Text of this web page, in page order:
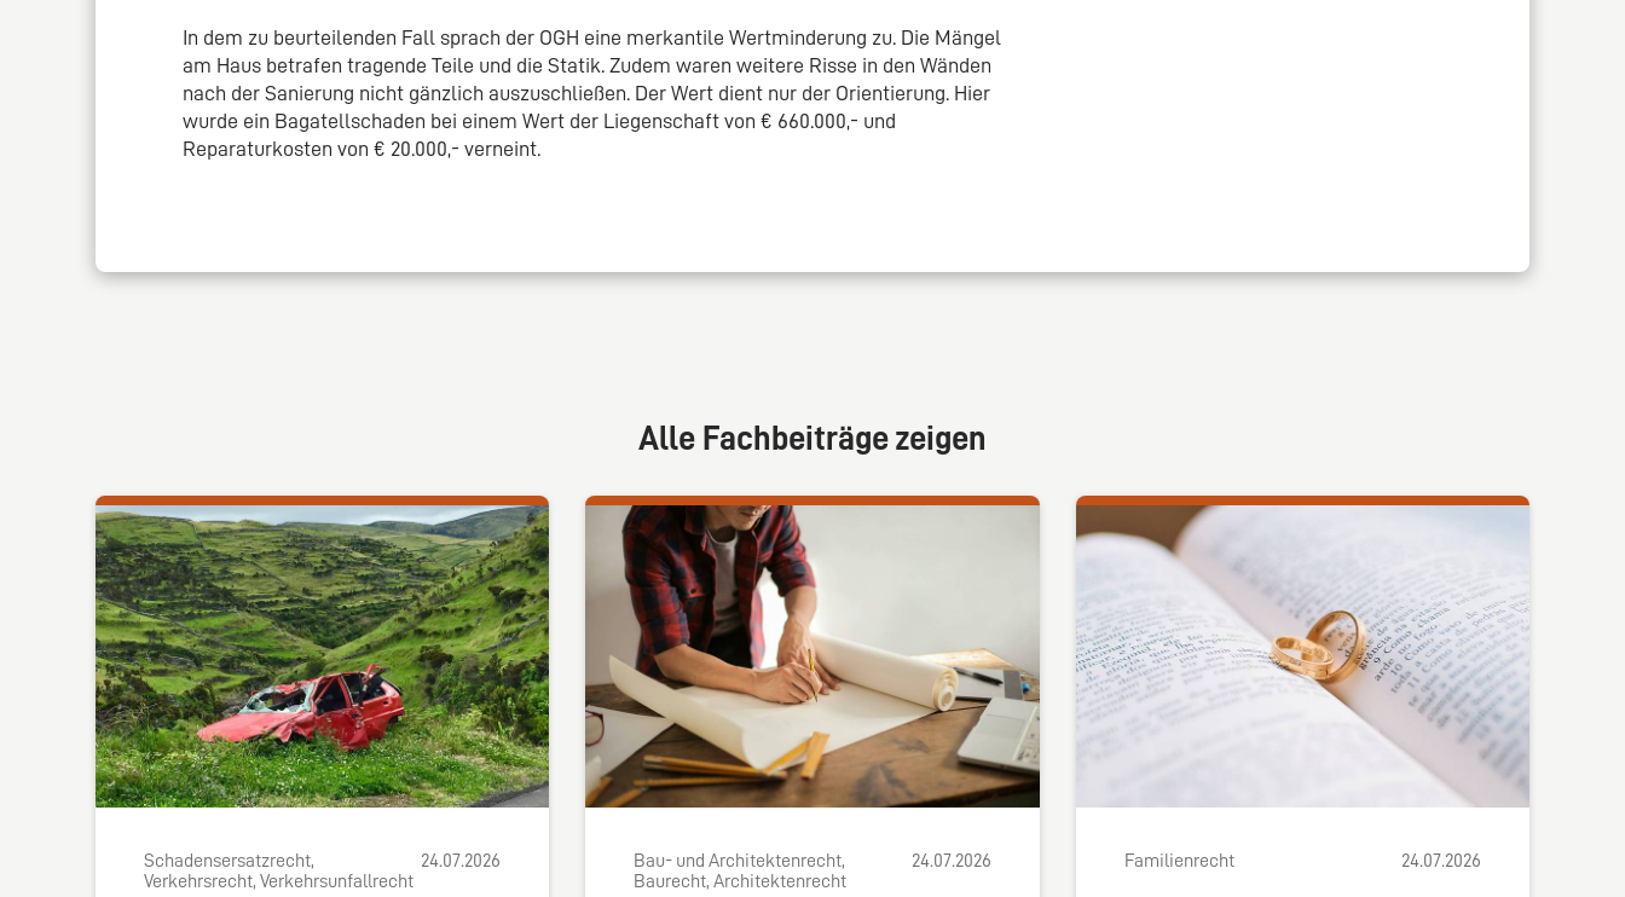
In dem zu beurteilenden Fall sprach der OGH eine merkantile Wertminderung zu. Die Mängel
am Haus betrafen tragende Teile und die Statik. Zudem waren weitere Risse in den Wänden
nach der Sanierung nicht gänzlich auszuschließen. Der Wert dient nur der Orientierung. Hier
wurde ein Bagatellschaden bei einem Wert der Liegenschaft von € 660.000,- und
Reparaturkosten von € 20.000,- verneint.
Alle Fachbeiträge zeigen
Schadensersatzrecht,
Verkehrsrecht, Verkehrsunfallrecht
24.07.2026
Bau- und Architektenrecht,
Baurecht, Architektenrecht
24.07.2026 Familienrecht 24.07.2026